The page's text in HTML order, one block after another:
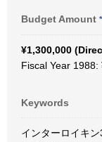
Budget Amount
¥1,300,000
Fiscal Year
Keywords
インターロイキ